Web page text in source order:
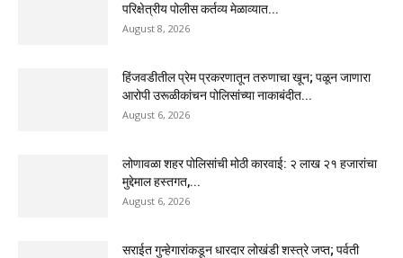
परिक्षेत्रीय पोलीस कर्तव्य मेळाव्यात...
August 8, 2026
हिंजवडीतील प्रेम प्रकरणातून तरुणाचा खून; पळून जाणारा
आरोपी उरूळीकांचन पोलिसांच्या नाकाबंदीत...
August 6, 2026
लोणावळा शहर पोलिसांची मोठी कारवाई: २ लाख २१ हजारांचा
मुद्देमाल हस्तगत,...
August 6, 2026
सराईत गुन्हेगारांकडून धारदार लोखंडी शस्त्रे जप्त; पर्वती